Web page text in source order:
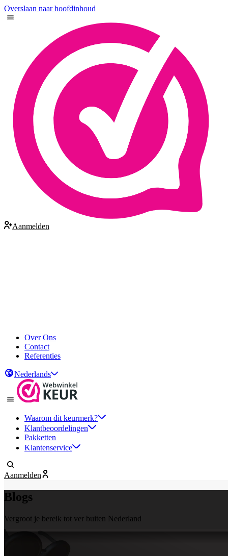
Overslaan naar hoofdinhoud
Aanmelden
Over Ons
Contact
Referenties
Nederlands
Waarom dit keurmerk?
Klantbeoordelingen
Pakketten
Klantenservice
Aanmelden
Blogs
Vergroot je bereik tot ver buiten Nederland